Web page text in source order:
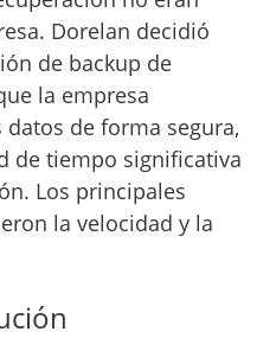
Dorelan decidió
de backup de
la empresa
de forma segura,
de tiempo significativa
Los principales
la velocidad y la